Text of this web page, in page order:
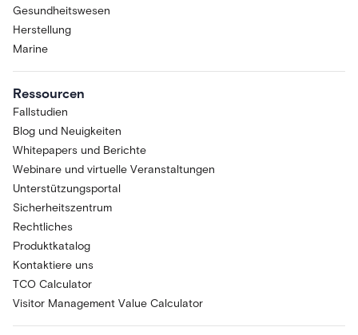
Gesundheitswesen
Herstellung
Marine
Ressourcen
Fallstudien
Blog und Neuigkeiten
Whitepapers und Berichte
Webinare und virtuelle Veranstaltungen
Unterstützungsportal
Sicherheitszentrum
Rechtliches
Produktkatalog
Kontaktiere uns
TCO Calculator
Visitor Management Value Calculator